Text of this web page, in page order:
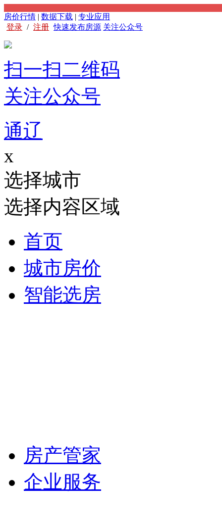
房价行情 | 数据下载 | 专业应用
登录 / 注册 快速发布房源 关注公众号
扫一扫二维码
关注公众号
通辽
x
选择城市
选择内容区域
首页
城市房价
智能选房
房产管家
企业服务